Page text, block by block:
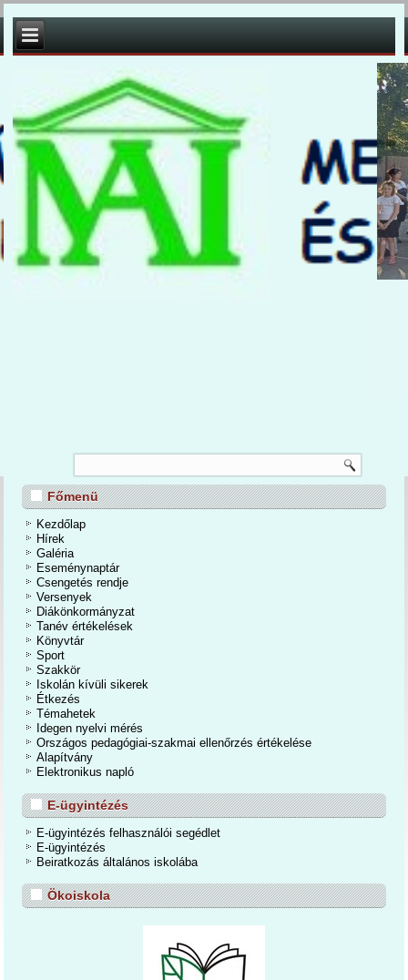
Főmenü
Kezdőlap
Hírek
Galéria
Eseménynaptár
Csengetés rendje
Versenyek
Diákönkormányzat
Tanév értékelések
Könyvtár
Sport
Szakkör
Iskolán kívüli sikerek
Étkezés
Témahetek
Idegen nyelvi mérés
Országos pedagógiai-szakmai ellenőrzés értékelése
Alapítvány
Elektronikus napló
E-ügyintézés
E-ügyintézés felhasználói segédlet
E-ügyintézés
Beiratkozás általános iskolába
Ökoiskola